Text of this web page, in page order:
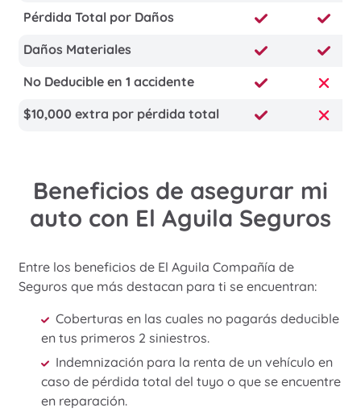
Pérdida Total por Daños
Daños Materiales
No Deducible en 1 accidente
$10,000 extra por pérdida total
Beneficios de asegurar mi
auto con El Aguila Seguros
Entre los beneficios de El Aguila Compañía de
Seguros que más destacan para ti se encuentran:
Coberturas en las cuales no pagarás deducible
en tus primeros 2 siniestros.
Indemnización para la renta de un vehículo en
caso de pérdida total del tuyo o que se encuentre
en reparación.